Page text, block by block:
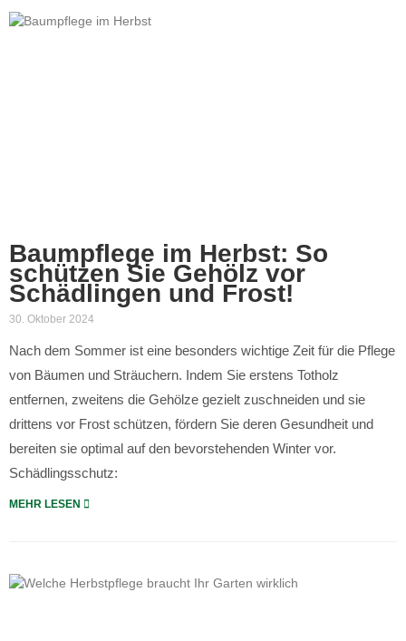
Baumpflege im Herbst: So
schützen Sie Gehölz vor
Schädlingen und Frost!
30. Oktober 2024
Nach dem Sommer ist eine besonders wichtige Zeit für die Pflege
von Bäumen und Sträuchern. Indem Sie erstens Totholz
entfernen, zweitens die Gehölze gezielt zuschneiden und sie
drittens vor Frost schützen, fördern Sie deren Gesundheit und
bereiten sie optimal auf den bevorstehenden Winter vor.
Schädlingsschutz:
MEHR LESEN